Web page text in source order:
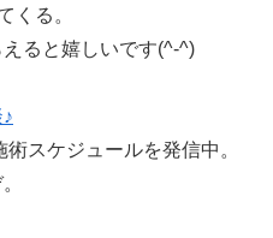
くる。
ると嬉しいです(^-^)
スケジュールを発信中。